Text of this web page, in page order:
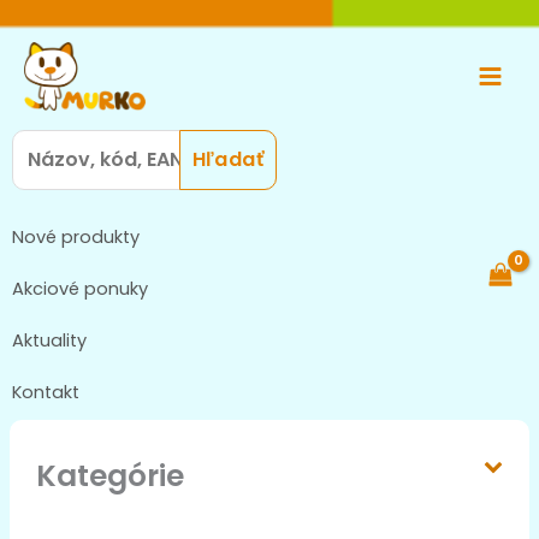
obsah
Main
Search
for:
Nové produkty
Akciové ponuky
Aktuality
Kontakt
Kategórie